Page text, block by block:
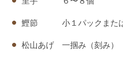
鰹節 小１パックまた
松山あげ 一掴み（刻み）